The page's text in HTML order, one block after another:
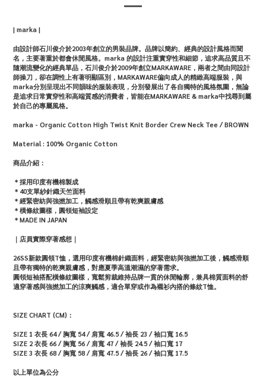
| marka |
由設計師石川俊介於2003年創立的男裝品牌。品牌以簡約、經典的設計風格而聞
名，主要著重於都會休閒風格。marka 的設計注重實穿性和細節，追求高品質且不
隨潮流變化的經典單品，石川俊介於2009年創立MARKAWARE，兩者之間由同設計
師操刀，卻在調性上有著明顯區別，MARKAWARE偏向成人的精緻高端服裝，與
marka分別呈現出不同韻味的服裝表現，分別發展出了各自獨特的風格氛圍，無論
是追求日常實穿性和高端質感的消費者，皆能在MARKAWARE & marka中找尋到屬
於自己的專屬風格。
marka - Organic Cotton High Twist Knit Border Crew Neck Tee / BROWN
Material : 100% Organic Cotton
商品介紹：
＊採用印度有機棉製成
＊ 40支單紗針織天竺面料
＊經緊密紡與強撚加工，觸感滑順且帶有乾爽親膚感
＊橫條紋圖樣，圓領短袖設定
＊MADE IN JAPAN
｜店員實際穿著感想｜
26SS新款圓領T恤，選用印度有機棉針織面料，經緊密紡與強撚加工後，觸感滑順
且帶有獨特的乾爽親膚感，對應夏季高溫潮濕的穿著需求。
圓領短袖搭配橫條紋圖樣，寬鬆剪裁維持品牌一貫的休閒輪廓，兼具棉質面料的舒
適穿著感與強撚加工的涼爽觸感，適合單穿或作為襯衫內搭的條紋T恤。
SIZE CHART (CM)：
SIZE 1 衣長 64 / 胸寬 54 / 肩寬 46.5 / 袖長 23 / 袖口寬 16.5
SIZE 2 衣長 66 / 胸寬 56 / 肩寬 47 / 袖長 24.5 / 袖口寬 17
SIZE 3 衣長 68 / 胸寬 58 / 肩寬 47.5 / 袖長 26 / 袖口寬 17.5
以上單位為公分